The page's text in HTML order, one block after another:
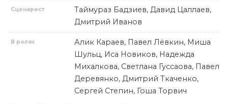
Сценарист
Таймураз Бадзиев, Давид Цаллаев,
Дмитрий Иванов
В ролях
Алик Караев, Павел Лёвкин, Миша
Шульц, Иса Новиков, Надежда
Михалкова, Светлана Гуссаова, Павел
Деревянко, Дмитрий Ткаченко,
Сергей Степин, Гоша Торвич